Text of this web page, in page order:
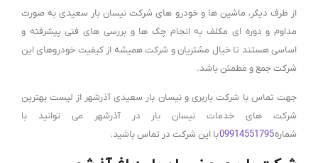
از طرف دیگر، ماشین ها و خودرو های شرکت نیسان بار سعیدی به صورت
مداوم و دوره ای مکلف به انجام چک ها و بررسی های فنی پیشرفته و
اساسی هستند تا خیال مشتریان و شرکت همیشه از کیفیت خودروهای این
شرکت جمع و مطمئن باشد.
جهت تماس با شرکت باربری و نیسان بار سعیدی آذرشهر از لیست بهترین
شرکت های خدمات نیسان بار در آذرشهر می توانید با
شماره09914551795با این شرکت در تماس باشید.